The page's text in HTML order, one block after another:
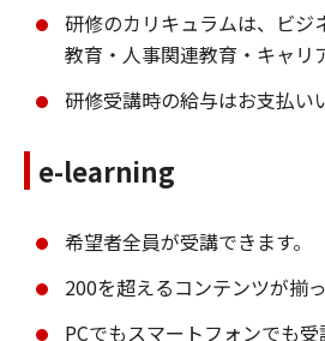
研修のカリキュラムは、ビジ
教育・人事関連教育・キャリ
研修受講時の給与はお支払い
e-learning
希望者全員が受講できます。
200を超えるコンテンツが揃っ
PCでもスマートフォンでも受